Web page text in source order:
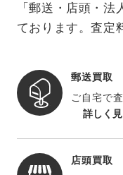
「郵送・店頭・
ております。査定
郵送買取
ご自宅で
詳しく
店頭買取